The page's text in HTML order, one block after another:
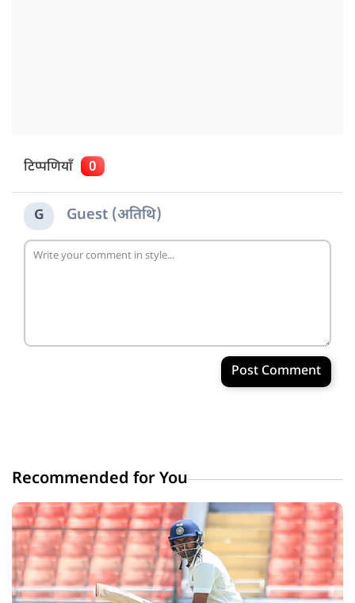
टिप्पणियाँ 0
G Guest (अतिथि)
Post Comment
Recommended for You